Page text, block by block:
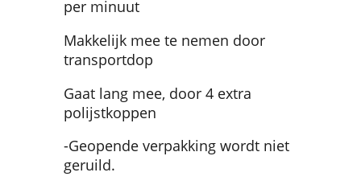
Snel resultaat door 18.000 rotaties
per minuut
Makkelijk mee te nemen door
transportdop
Gaat lang mee, door 4 extra
polijstkoppen
-Geopende verpakking wordt niet